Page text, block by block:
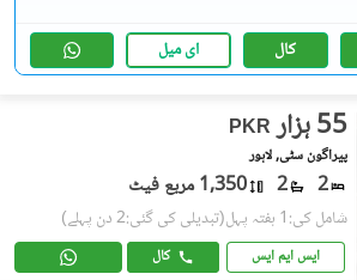
کال ای میل
PKR 55 ہزار
پیراگون سٹی, لاہور
2
2 1,350 مربع فیٹ
شامل کی:1 ہفتہ پہل (تبدیلی کی گئی:2 دن پہلے)
ایس ایم ایس کال